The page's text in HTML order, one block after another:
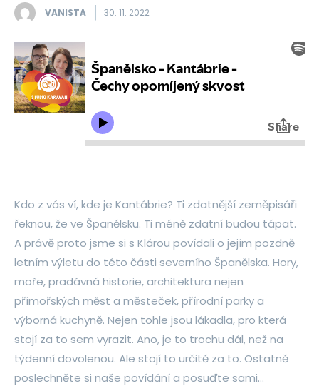
VANISTA 30. 11. 2022
Kdo z vás ví, kde je Kantábrie? Ti zdatnější zeměpisáři
řeknou, že ve Španělsku. Ti méně zdatní budou tápat.
A právě proto jsme si s Klárou povídali o jejím pozdně
letním výletu do této části severního Španělska. Hory,
moře, pradávná historie, architektura nejen
přímořských měst a městeček, přírodní parky a
výborná kuchyně. Nejen tohle jsou lákadla, pro která
stojí za to sem vyrazit. Ano, je to trochu dál, než na
týdenní dovolenou. Ale stojí to určitě za to. Ostatně
poslechněte si naše povídání a posuďte sami…